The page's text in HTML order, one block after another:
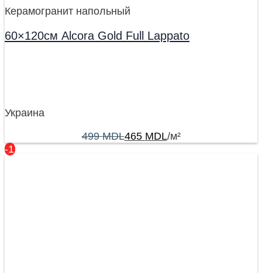
Керамогранит напольный
60×120см Alcora Gold Full Lappato
Украина
499MDL465 MDL/м²
-17%